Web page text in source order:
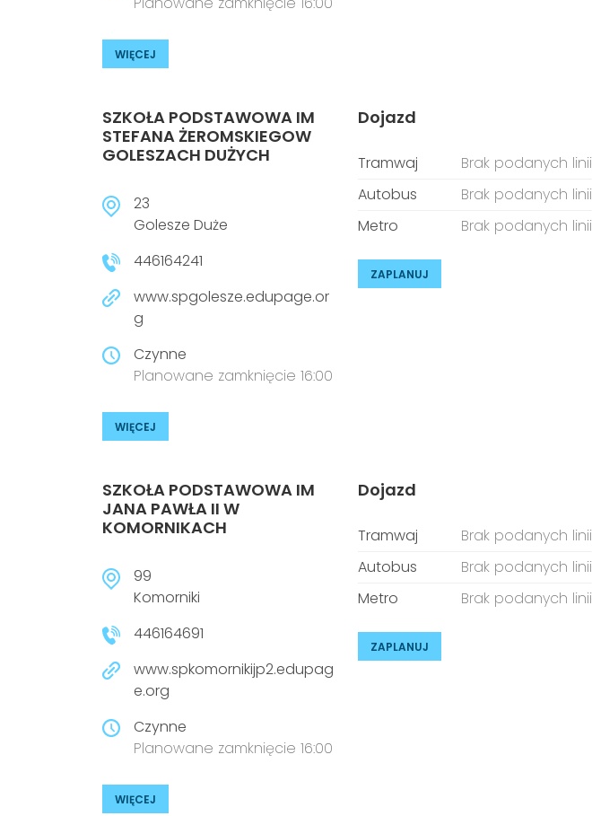
WIĘCEJ
SZKOŁA PODSTAWOWA IM
STEFANA ŻEROMSKIEGOW
GOLESZACH DUŻYCH
23
Golesze Duże
446164241
www.spgolesze.edupage.or
g
Czynne
Planowane zamknięcie 16:00
WIĘCEJ
Dojazd
Tramwaj
Brak podanych linii
Autobus
Brak podanych linii
Metro
Brak podanych linii
ZAPLANUJ
SZKOŁA PODSTAWOWA IM
JANA PAWŁA II W
KOMORNIKACH
99
Komorniki
446164691
www.spkomornikijp2.edupag
e.org
Czynne
Planowane zamknięcie 16:00
WIĘCEJ
Dojazd
Tramwaj
Brak podanych linii
Autobus
Brak podanych linii
Metro
Brak podanych linii
ZAPLANUJ